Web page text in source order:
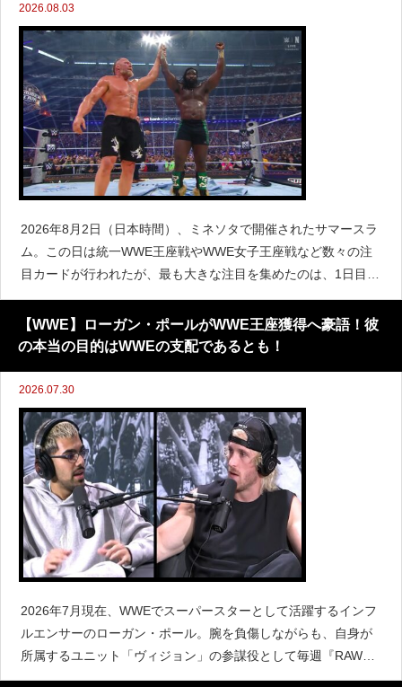
2026.08.03
2026年8月2日（日本時間）、ミネソタで開催されたサマースラ
ム。この日は統一WWE王座戦やWWE女子王座戦など数々の注
目カードが行われたが、最も大きな注目を集めたのは、1日目の
メインイベントで実現したブロック・レスナーvsオバ・フェミ
のヘル・イン・ア・セル戦だった。レスナーの地元・
【WWE】ローガン・ポールがWWE王座獲得へ豪語！彼
の本当の目的はWWEの支配であるとも！
2026.07.30
2026年7月現在、WWEでスーパースターとして活躍するインフ
ルエンサーのローガン・ポール。腕を負傷しながらも、自身が
所属するユニット「ヴィジョン」の参謀役として毎週『RAW』
に登場している。そんなローガンは、将来的にWWE王座、また